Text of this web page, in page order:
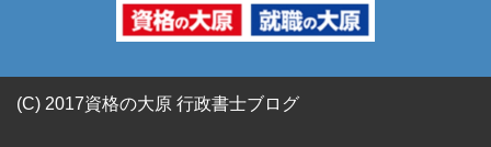
(C) 2017資格の大原 行政書士ブログ